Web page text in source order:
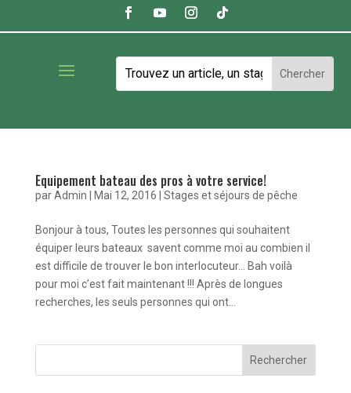
Equipement bateau des pros à votre service!
parAdmin Mai 12, 2016 Stages et séjours de pêche
Bonjour à tous, Toutes les personnes qui souhaitent
équiper leurs bateaux savent comme moi au combien il
est difficile de trouver le bon interlocuteur… Bah voilà
pour moi c’est fait maintenant !!! Après de longues
recherches, les seuls personnes qui ont...
Rechercher